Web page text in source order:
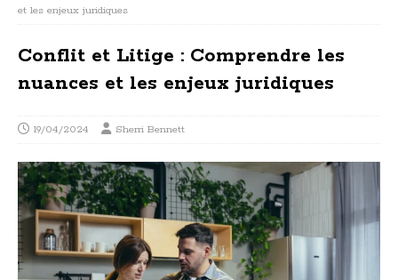
et les enjeux juridiques
Conflit et Litige : Comprendre les
nuances et les enjeux juridiques
19/04/2024 Sherri Bennett